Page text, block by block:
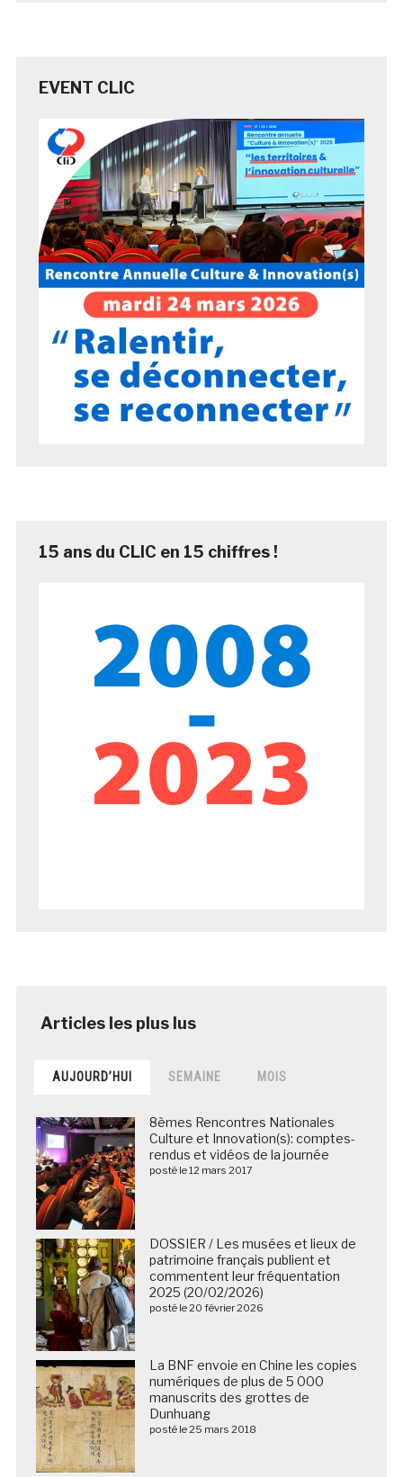
EVENT CLIC
15 ans du CLIC en 15 chiffres !
AUJOURD’HUI SEMAINE MOIS
8èmes Rencontres Nationales
Culture et Innovation(s): comptes-
rendus et vidéos de la journée
posté le 12 mars 2017
DOSSIER / Les musées et lieux de
patrimoine français publient et
commentent leur fréquentation
2025 (20/02/2026)
posté le 20 février 2026
La BNF envoie en Chine les copies
numériques de plus de 5 000
manuscrits des grottes de
Dunhuang
posté le 25 mars 2018